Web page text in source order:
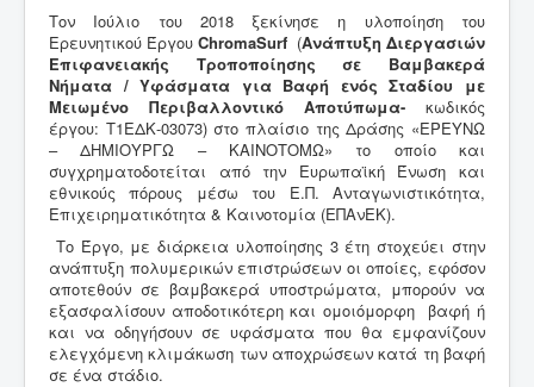
Home
Τον Ιούλιο του 2018 ξεκίνησε η υλοποίηση του
Ερευνητικού Έργου ChromaSurf (Ανάπτυξη Διεργασιών
Επιφανειακής Τροποποίησης σε Βαμβακερά
Νήματα / Υφάσματα για Βαφή ενός Σταδίου με
Μειωμένο Περιβαλλοντικό Αποτύπωμα- κωδικός
έργου: Τ1ΕΔΚ-03073) στο πλαίσιο της Δράσης «ΕΡΕΥΝΩ
– ΔΗΜΙΟΥΡΓΩ – ΚΑΙΝΟΤΟΜΩ» το οποίο και
συγχρηματοδοτείται από την Ευρωπαϊκή Ένωση και
εθνικούς πόρους μέσω του Ε.Π. Ανταγωνιστικότητα,
Επιχειρηματικότητα & Καινοτομία (ΕΠΑνΕΚ).
Το Έργο, με διάρκεια υλοποίησης 3 έτη στοχεύει στην
ανάπτυξη πολυμερικών επιστρώσεων οι οποίες, εφόσον
αποτεθούν σε βαμβακερά υποστρώματα, μπορούν να
εξασφαλίσουν αποδοτικότερη και ομοιόμορφη βαφή ή
και να οδηγήσουν σε υφάσματα που θα εμφανίζουν
ελεγχόμενη κλιμάκωση των αποχρώσεων κατά τη βαφή
σε ένα στάδιο.